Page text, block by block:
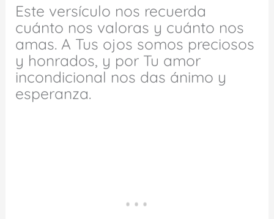
Este versículo nos recuerda
cuánto nos valoras y cuánto nos
amas. A Tus ojos somos preciosos
y honrados, y por Tu amor
incondicional nos das ánimo y
esperanza.